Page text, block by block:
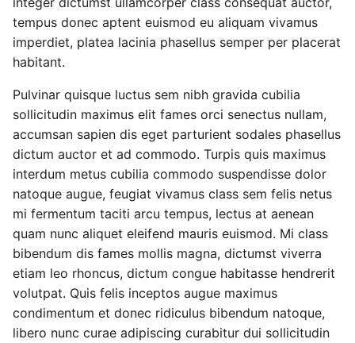
tempus donec aptent euismod eu aliquam vivamus
imperdiet, platea lacinia phasellus semper per placerat
habitant.
Pulvinar quisque luctus sem nibh gravida cubilia
sollicitudin maximus elit fames orci senectus nullam,
accumsan sapien dis eget parturient sodales phasellus
dictum auctor et ad commodo. Turpis quis maximus
interdum metus cubilia commodo suspendisse dolor
natoque augue, feugiat vivamus class sem felis netus
mi fermentum taciti arcu tempus, lectus at aenean
quam nunc aliquet eleifend mauris euismod. Mi class
bibendum dis fames mollis magna, dictumst viverra
etiam leo rhoncus, dictum congue habitasse hendrerit
volutpat. Quis felis inceptos augue maximus
condimentum et donec ridiculus bibendum natoque,
libero nunc curae adipiscing curabitur dui sollicitudin